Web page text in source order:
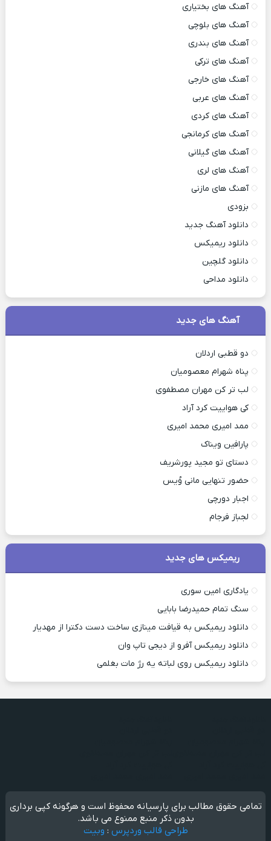
آهنگ های بختیاری
آهنگ های بلوچی
آهنگ های بندری
آهنگ های ترکی
آهنگ های خارجی
آهنگ های عربی
آهنگ های کردی
آهنگ های کرمانجی
آهنگ های گیلانی
آهنگ های لری
آهنگ های مازنی
بزودی
دانلود آهنگ جدید
دانلود ریمیکس
دانلود گلچین
دانلود مداحی
آهنگ های جدید
دو قطبی اردلان
پناه شهرام معصومیان
لب تر کن مهران مصطفوی
کی هواییت کرد آراد
ممد امیری محمد امیری
پارافین ویناک
دستای تو مجید پورشریف
حضور تنهایی مانی وُیس
اجبار دورچی
لجباز فرجام
ریمیکس های جدید
یادگاری امین سوری
سنگ تمام حمیدرضا بابایی
دانلود ریمیکس به قیافت مینازی ساخت دست دکترا از مهدیار
دانلود ریمیکس آفرو از ديجی تاپ وان
دانلود ریمیکس روی لباته یه رژ مات بغلمی
تمامی حقوق مطالب برای پارسیانه محفوظ است و هرگونه کپی برداری
بدون ذکر منبع ممنوع می باشد.
طراحی قالب وردپرس : وبیت